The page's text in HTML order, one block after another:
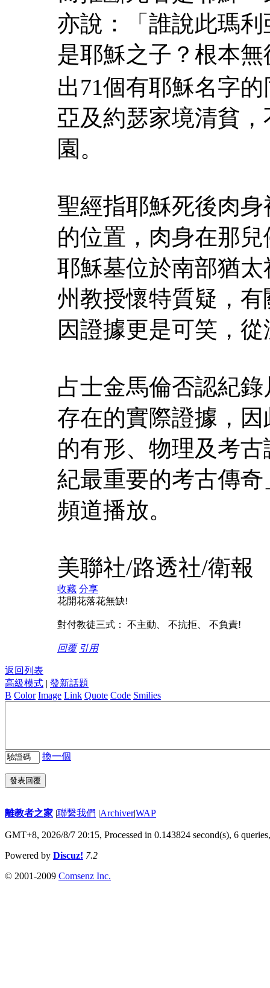
亦說：「誰說此瑪
是耶穌之子？根本
出71個有耶穌名字
亞及約瑟家境清貧
園。
聖經指耶穌死後肉
的位置，肉身在那
耶穌墓位於南部猶
州教授懷特質疑，
因證據更是可笑，
占士金馬倫否認紀
存在的實際證據，
的有形、物理及考
紀最重要的考古傳
頻道播放。
美聯社/路透社/衛報
收藏 分享
花開花落花無缺!
對付教徒三式： 不主動、 不抗拒、 不負責!
回覆 引用
返回列表
高級模式 | 發新話題
B Color Image Link Quote Code Smilies
換一個
發表回覆
離教者之家 |聯繫我們 |Archiver|WAP
GMT+8, 2026/8/7 20:15, Processed in 0.143824 second(s), 6
Powered by Discuz! 7.2
© 2001-2009 Comsenz Inc.